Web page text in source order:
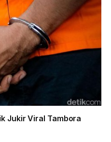
Jukir Viral Tambora